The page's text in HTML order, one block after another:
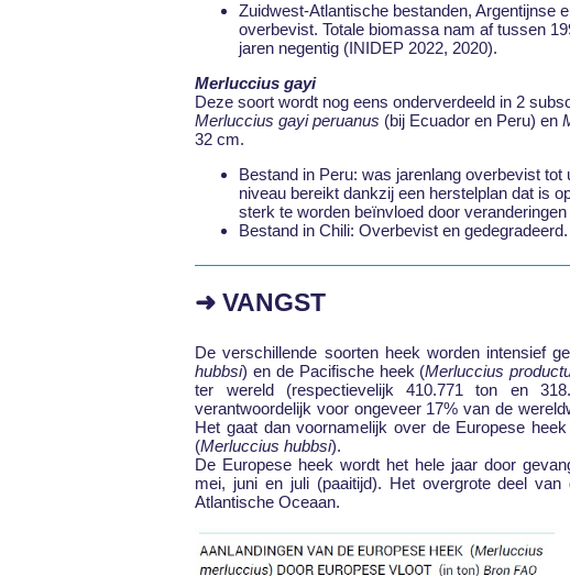
Zuidwest-Atlantische bestanden, Argentijnse
overbevist. Totale biomassa nam af tussen
jaren negentig (INIDEP 2022, 2020).
Merluccius gayi
Deze soort wordt nog eens onderverdeeld in 2
Merluccius gayi peruanus (bij Ecuador en Peru) en
32 cm.
Bestand in Peru: was jarenlang overbevist
niveau bereikt dankzij een herstelplan dat is
sterk te worden beïnvloed door
Bestand in Chili: Overbevist en
➜ VANGST
De verschillende soorten heek worden intensief
hubbsi) en de Pacifische heek (Merluccius
ter wereld (respectievelijk 410.771 ton en
verantwoordelijk voor ongeveer 17% van de
Het gaat dan voornamelijk over de Europese
(Merluccius hubbsi).
De Europese heek wordt het hele jaar door
mei, juni en juli (paaitijd). Het overgrote deel
Atlantische Oceaan.